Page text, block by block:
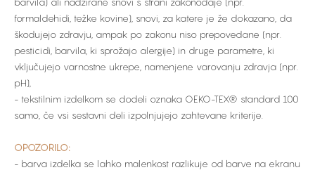
barvila) ali nadzirane snovi s strani zakonodaje (npr.
formaldehidi, težke kovine), snovi, za katere je že dokazano, da
škodujejo zdravju, ampak po zakonu niso prepovedane (npr.
pesticidi, barvila, ki sprožajo alergije) in druge parametre, ki
vključujejo varnostne ukrepe, namenjene varovanju zdravja (npr.
pH),
- tekstilnim izdelkom se dodeli oznaka OEKO-TEX® standard 100
samo, če vsi sestavni deli izpolnjujejo zahtevane kriterije.
OPOZORILO:
- barva izdelka se lahko malenkost razlikuje od barve na ekranu